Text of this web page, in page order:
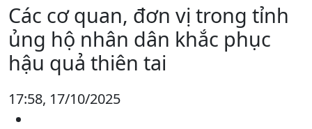
Các cơ quan, đơn vị trong tỉnh
ủng hộ nhân dân khắc phục
hậu quả thiên tai
17:58, 17/10/2025